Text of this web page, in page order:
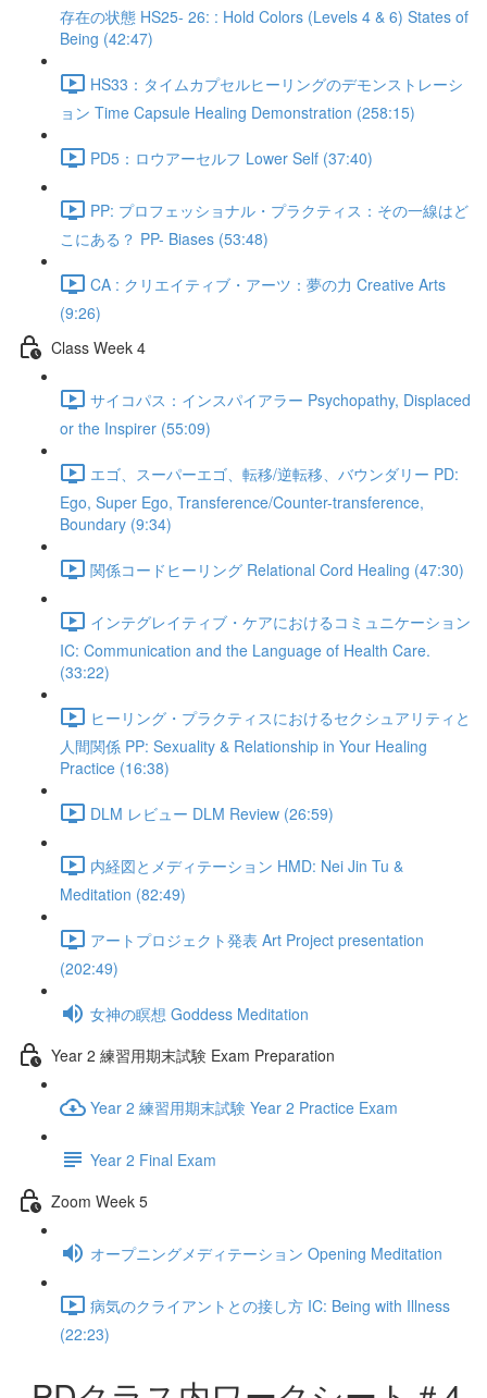
存在の状態 HS25- 26: : Hold Colors (Levels 4 & 6) States of
Being (42:47)
HS33：タイムカプセルヒーリングのデモンストレーシ
ョン Time Capsule Healing Demonstration (258:15)
PD5：ロウアーセルフ Lower Self (37:40)
PP: プロフェッショナル・プラクティス：その一線はど
こにある？ PP- Biases (53:48)
CA : クリエイティブ・アーツ：夢の力 Creative Arts
(9:26)
Class Week 4
サイコパス：インスパイアラー Psychopathy, Displaced
or the Inspirer (55:09)
エゴ、スーパーエゴ、転移/逆転移、バウンダリー PD:
Ego, Super Ego, Transference/Counter-transference,
Boundary (9:34)
関係コードヒーリング Relational Cord Healing (47:30)
インテグレイティブ・ケアにおけるコミュニケーション
IC: Communication and the Language of Health Care.
(33:22)
ヒーリング・プラクティスにおけるセクシュアリティと
人間関係 PP: Sexuality & Relationship in Your Healing
Practice (16:38)
DLM レビュー DLM Review (26:59)
内経図とメディテーション HMD: Nei Jin Tu &
Meditation (82:49)
アートプロジェクト発表 Art Project presentation
(202:49)
女神の瞑想 Goddess Meditation
Year 2 練習用期末試験 Exam Preparation
Year 2 練習用期末試験 Year 2 Practice Exam
Year 2 Final Exam
Zoom Week 5
オープニングメディテーション Opening Meditation
病気のクライアントとの接し方 IC: Being with Illness
(22:23)